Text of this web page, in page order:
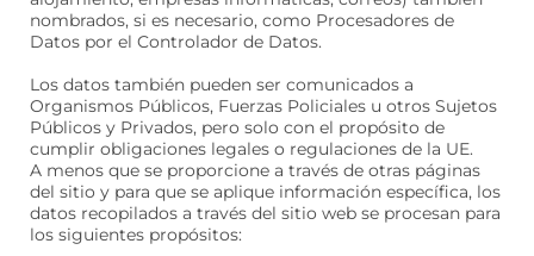
nombrados, si es necesario, como Procesadores de
Datos por el Controlador de Datos.
Los datos también pueden ser comunicados a
Organismos Públicos, Fuerzas Policiales u otros Sujetos
Públicos y Privados, pero solo con el propósito de
cumplir obligaciones legales o regulaciones de la UE.
A menos que se proporcione a través de otras páginas
del sitio y para que se aplique información específica, los
datos recopilados a través del sitio web se procesan para
los siguientes propósitos: